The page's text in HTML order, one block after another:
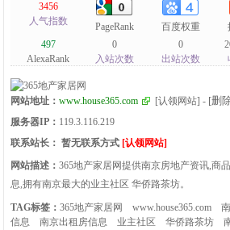
3456
人气指数
PageRank 百度权重
497
AlexaRank
0
入站次数
0
出站次数
网站地址：www.house365.com [认领网站] - [删
服务器IP： 119.3.116.219
联系站长： 暂无联系方式 [认领网站]
网站描述：365地产家居网提供南京房地产资讯,商
息,拥有南京最大的业主社区 华侨路茶坊。
TAG标签：365地产家居网 www.house365.com
信息
南京出租房信息 业主社区 华侨路茶坊